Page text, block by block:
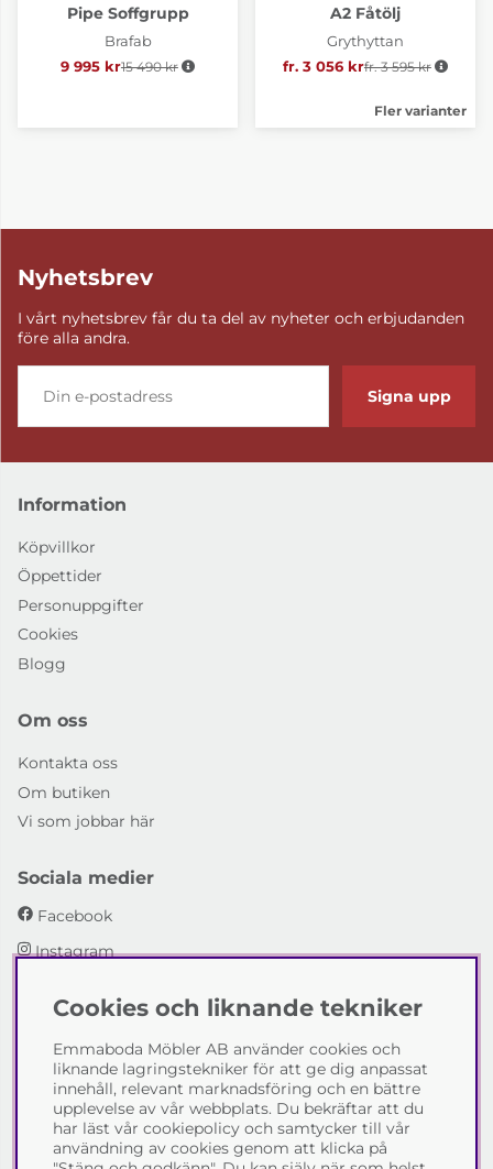
Pipe Soffgrupp
Brafab
9 995 kr Ordinarie pris:
15 490 kr
A2 Fåtölj
Grythyttan
fr. 3 056 krOrdinarie pris:
fr. 3 595 kr
Fler varianter
Nyhetsbrev
I vårt nyhetsbrev får du ta del av nyheter och erbjudanden
före alla andra.
Signa upp
Information
Köpvillkor
Öppettider
Personuppgifter
Cookies
Blogg
Om oss
Kontakta oss
Om butiken
Vi som jobbar här
Sociala medier
Facebook
Instagram
Emmaboda Möbler AB
I fyra generationer har vi hjälpt människor att möblera
sina hem och uppfylla sina inredningsdrömmar med
möbeldesign av högsta kvalitet. Vi vill hjälpa just dig att
skapa ditt drömhem - kontakta gärna oss och berätta
hur vi kan hjälpa dig.
Cookies och liknande tekniker
Emmaboda Möbler AB använder cookies och
liknande lagringstekniker för att ge dig anpassat
innehåll, relevant marknadsföring och en bättre
upplevelse av vår webbplats. Du bekräftar att du
har läst vår cookiepolicy och samtycker till vår
användning av cookies genom att klicka på